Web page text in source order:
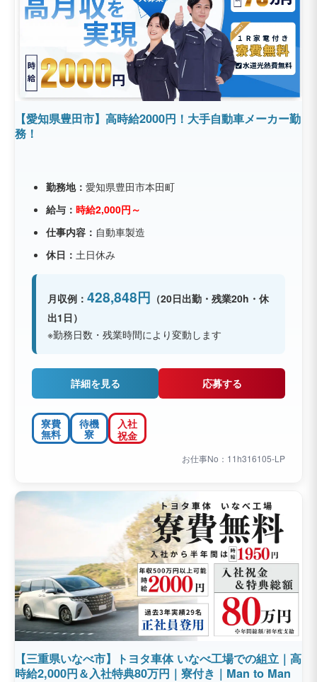
【愛知県豊田市】高時給2000円！大手自動車メーカー勤
務！
勤務地： 愛知県豊田市本田町
給与： 時給2,000円～
仕事内容： 自動車製造
休日： 土日休み
月収例： 428,848円 （20日出勤・残業20h・休
出1日）
※勤務日数・残業時間により変動します
詳細を見る 応募する
寮費
無料
待機
寮
入社
祝金
お仕事No：11h316105-LP
【三重県いなべ市】トヨタ車体 いなべ工場での組立｜高
時給2,000円＆入社特典80万円｜寮付き｜Man to Man